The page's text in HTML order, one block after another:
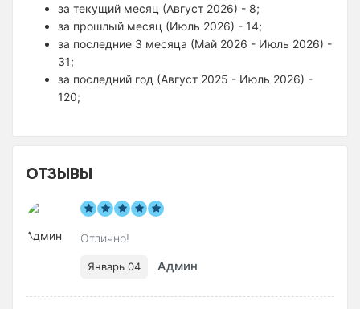
за текущий месяц (Август 2026) - 8;
за прошлый месяц (Июль 2026) - 14;
за последние 3 месяца (Май 2026 - Июль 2026) -
31;
за последний год (Август 2025 - Июль 2026) -
120;
ОТЗЫВЫ
Отлично!
Январь 04 Админ